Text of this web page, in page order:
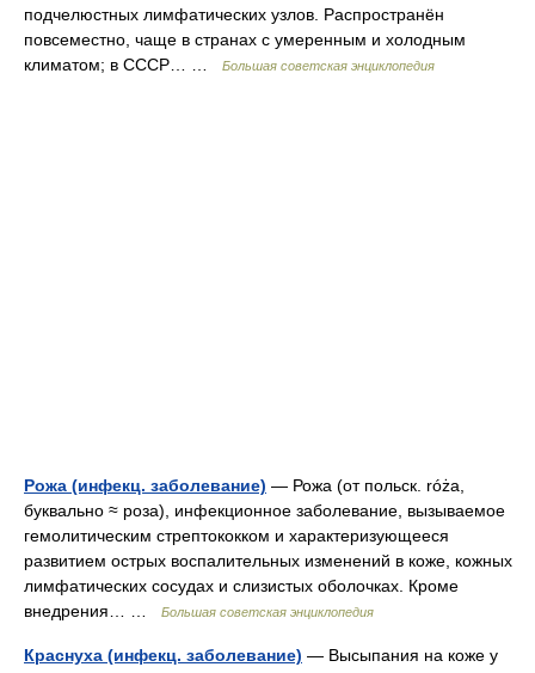
подчелюстных лимфатических узлов. Распространён
повсеместно, чаще в странах с умеренным и холодным
климатом; в СССР… …
Большая советская энциклопедия
Рожа (инфекц. заболевание) — Рожа (от польск. różа,
буквально ≈ роза), инфекционное заболевание, вызываемое
гемолитическим стрептококком и характеризующееся
развитием острых воспалительных изменений в коже, кожных
лимфатических сосудах и слизистых оболочках. Кроме
внедрения… …
Большая советская энциклопедия
Краснуха (инфекц. заболевание) — Высыпания на коже у